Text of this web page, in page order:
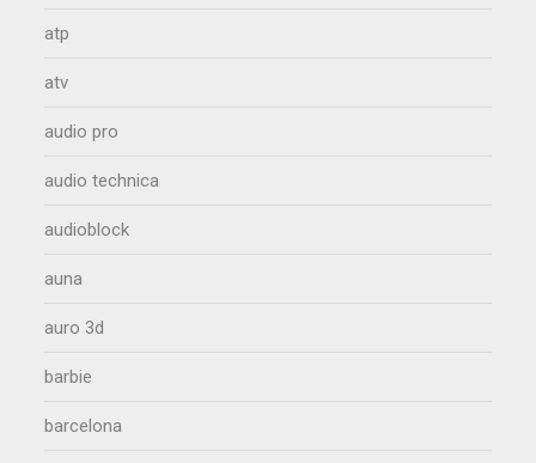
atp
atv
audio pro
audio technica
audioblock
auna
auro 3d
barbie
barcelona